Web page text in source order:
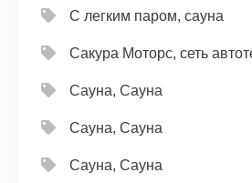
С легким паром, сауна
Сакура Моторс, сеть
Сауна, Сауна
Сауна, Сауна
Сауна, Сауна